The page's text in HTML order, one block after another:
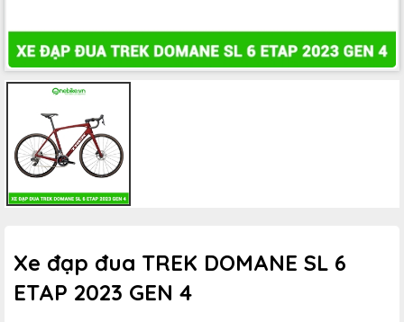
Xe đạp đua TREK DOMANE SL 6
ETAP 2023 GEN 4